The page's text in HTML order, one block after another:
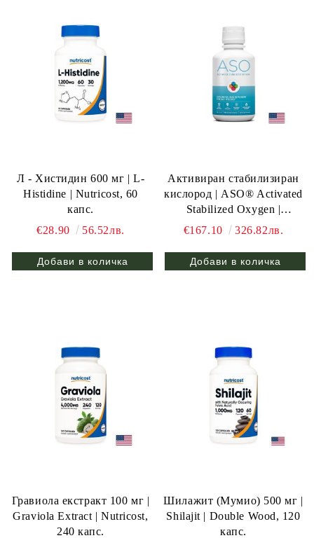
Л - Хистидин 600 мг | L-
Histidine | Nutricost, 60
капс.
€28.90
56.52лв.
Активиран стабилизиран
кислород | ASO® Activated
Stabilized Oxygen |
Oxigenesis, 473 мл.
€167.10 326.82лв.
Гравиола екстракт 100 мг |
Graviola Extract | Nutricost,
240 капс.
Шилажит (Мумио) 500 мг |
Shilajit | Double Wood, 120
капс.